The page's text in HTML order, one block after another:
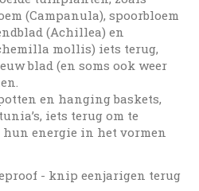
(Campanula), spoorbloem
(Achillea) en
mollis) iets terug,
blad (en soms ook weer
en hanging baskets,
iets terug om te
energie in het vormen